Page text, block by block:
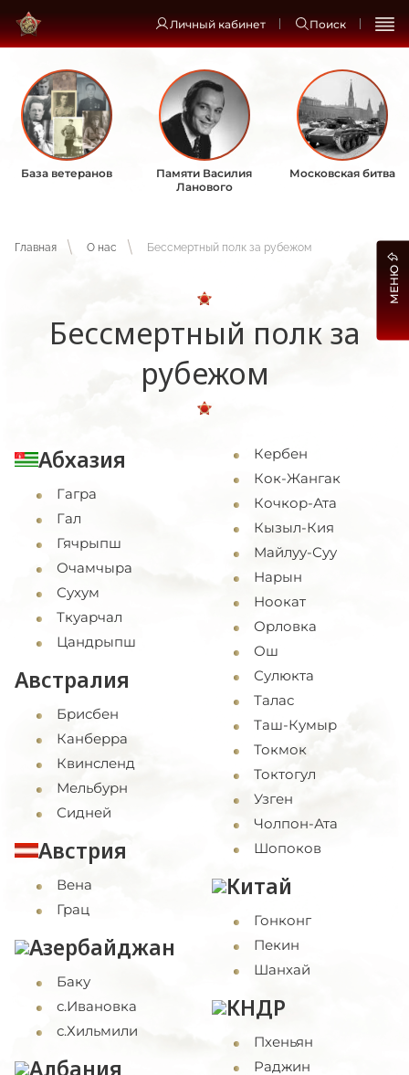
Личный кабинет Поиск
База ветеранов
Памяти Василия
Ланового
Московская битва
Главная О нас Бессмертный полк за рубежом
Бессмертный полк за
рубежом
Абхазия
Гагра
Гал
Гячрыпш
Очамчыра
Сухум
Ткуарчал
Цандрыпш
Австралия
Брисбен
Канберра
Квинсленд
Мельбурн
Сидней
Австрия
Вена
Грац
Азербайджан
Баку
с.Ивановка
с.Хильмили
Албания
Кербен
Кок-Жангак
Кочкор-Ата
Кызыл-Кия
Майлуу-Суу
Нарын
Ноокат
Орловка
Ош
Сулюкта
Талас
Таш-Кумыр
Токмок
Токтогул
Узген
Чолпон-Ата
Шопоков
Китай
Гонконг
Пекин
Шанхай
КНДР
Пхеньян
Раджин
МЕНЮ